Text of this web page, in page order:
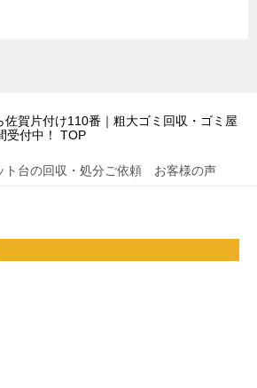
佐賀片付け110番｜粗大ゴミ回収・ゴミ屋
付中！
TOP
ト台の回収・処分ご依頼 お客様の声